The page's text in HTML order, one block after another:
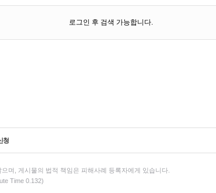
로그인 후 검색 가능합니다.
청
며, 게시물의 법적 책임은 피해사례 등록자에게 있습니다.
Time 0.132)